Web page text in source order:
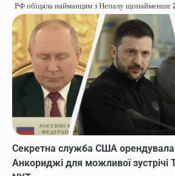
РФ обіцяла найманцям з Непалу щонайменше
Секретна служба США
Анкориджі для можливої зустрічі